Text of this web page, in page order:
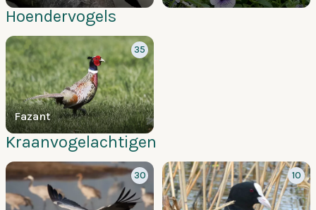
Hoendervogels
Fazant
35
Kraanvogelachtigen
30 10